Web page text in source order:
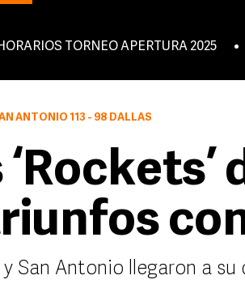
TORNEO APERTURA 2025
ANTONIO 113 - 98 DALLAS
San Antonio llegaron a